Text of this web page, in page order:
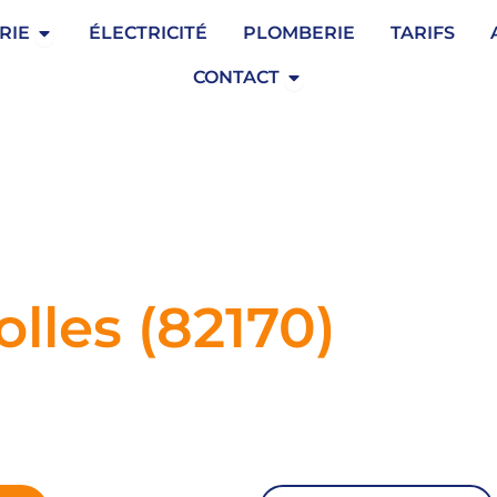
Ouvrir Serrurerie
ÉLECTRICITÉ PLOMBERIE TARIFS
CONTACT Ouvrir Contact
(82170)